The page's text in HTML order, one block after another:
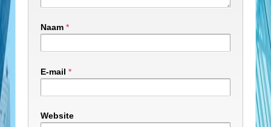
Naam *
E-mail *
Website